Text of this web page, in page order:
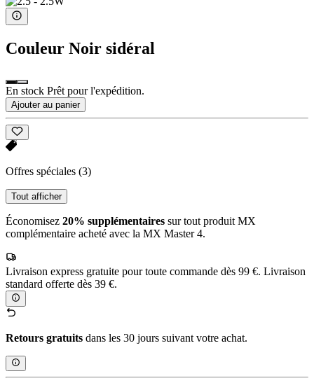
Couleur Noir sidéral
En stock Prêt pour l'expédition.
Ajouter au panier
Offres spéciales (3)
Tout afficher
Économisez 20% supplémentaires sur tout produit MX
complémentaire acheté avec la MX Master 4.
Livraison express gratuite pour toute commande dès 99 €. Livraison
standard offerte dès 39 €.
Retours gratuits dans les 30 jours suivant votre achat.